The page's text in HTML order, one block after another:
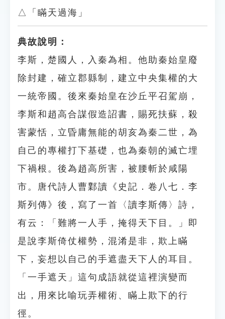
△「瞞天過海」
典故說明：
李斯，楚國人，入秦為相。他助秦始皇廢
除封建，確立郡縣制，建立中央集權的大
一統帝國。後來秦始皇在沙丘平召駕崩，
李斯和趙高合謀假造詔書，賜死扶蘇，殺
害蒙恬，立昏庸無能的胡亥為秦二世，為
自己的專權打下基礎，也為秦朝的滅亡埋
下禍根。後為趙高所害，被腰斬於咸陽
市。唐代詩人曹鄴讀《史記．卷八七．李
斯列傳》後，寫了一首〈讀李斯傳〉詩，
有云：「難將一人手，掩得天下目。」即
是說李斯倚仗權勢，混淆是非，欺上瞞
下，妄想以自己的手遮盡天下人的耳目。
「一手遮天」這句成語就從這裡演變而
出，用來比喻玩弄權術、瞞上欺下的行
徑。